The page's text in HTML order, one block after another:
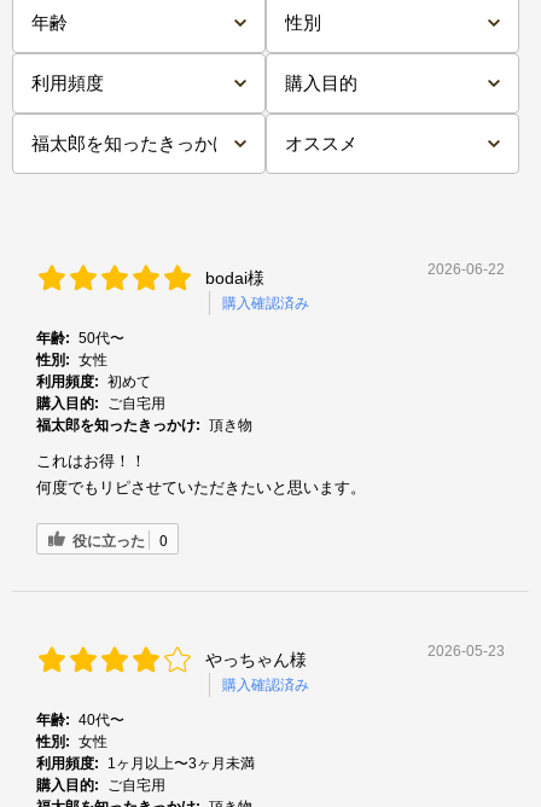
bodai様
購入確認済み
2026-06-22
年齢: 50代〜
性別: 女性
利用頻度: 初めて
購入目的:
ご自宅用
福太郎を知ったきっかけ: 頂き物
これはお得！！
何度でもリピさせていただきたいと思います。
役に立った 0
やっちゃん様
購入確認済み
2026-05-23
年齢: 40代〜
性別: 女性
利用頻度:
1ヶ月以上〜3ヶ月未満
購入目的:
ご自宅用